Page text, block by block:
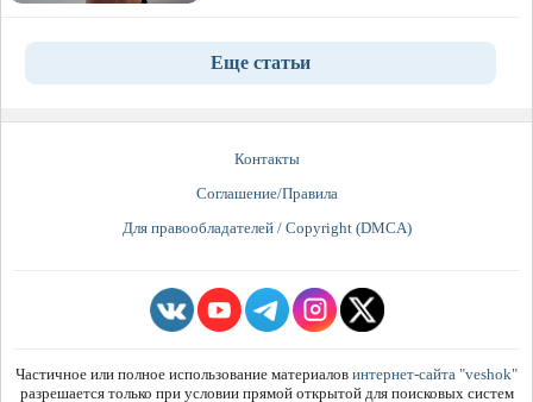
Еще статьи
Контакты
Соглашение/Правила
Для правообладателей / Copyright (DMCA)
Частичное или полное использование материалов интернет-сайта "veshok"
разрешается только при условии прямой открытой для поисковых систем